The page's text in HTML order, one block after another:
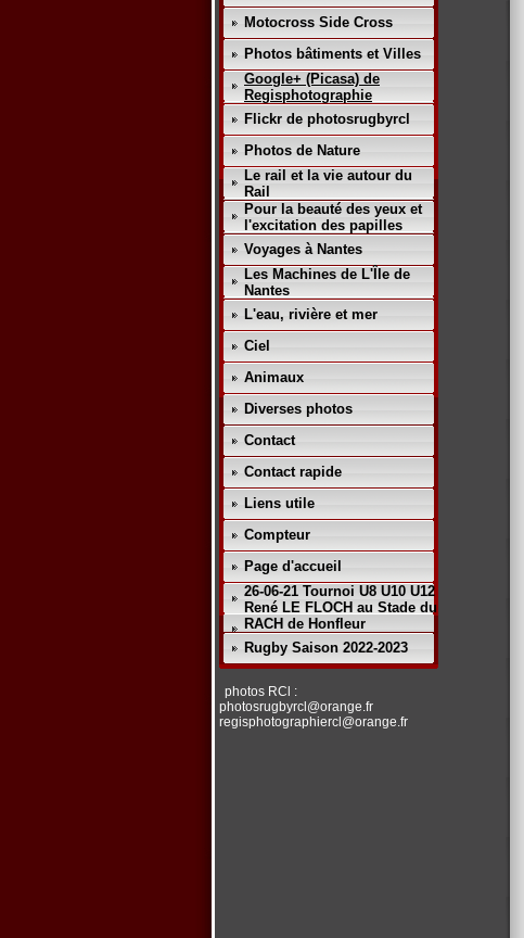
Motocross Side Cross
Photos bâtiments et Villes
Google+ (Picasa) de
Regisphotographie
Flickr de photosrugbyrcl
Photos de Nature
Le rail et la vie autour du
Rail
Pour la beauté des yeux et
l'excitation des papilles
Voyages à Nantes
Les Machines de L'Île de
Nantes
L'eau, rivière et mer
Ciel
Animaux
Diverses photos
Contact
Contact rapide
Liens utile
Compteur
Page d'accueil
26-06-21 Tournoi U8 U10 U12
René LE FLOCH au Stade du
RACH de Honfleur
Rugby Saison 2022-2023
photos RCl :
photosrugbyrcl@orange.fr
regisphotographiercl@orange.fr